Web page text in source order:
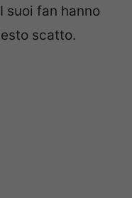
suoi fan hanno
scatto.